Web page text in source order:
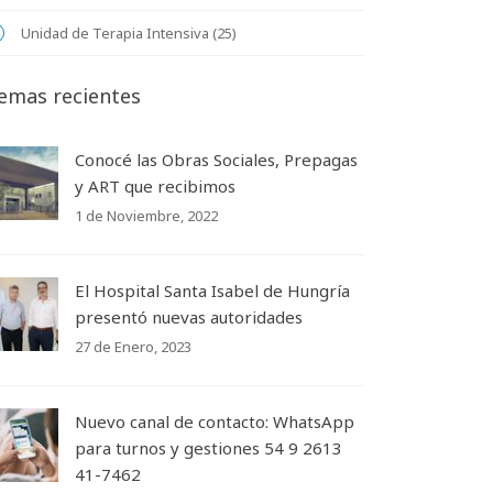
Unidad de Terapia Intensiva (25)
recientes
Conocé las Obras Sociales, Prepagas
y ART que recibimos
1 de Noviembre, 2022
El Hospital Santa Isabel de Hungría
presentó nuevas autoridades
27 de Enero, 2023
Nuevo canal de contacto: WhatsApp
para turnos y gestiones 54 9 2613
41-7462